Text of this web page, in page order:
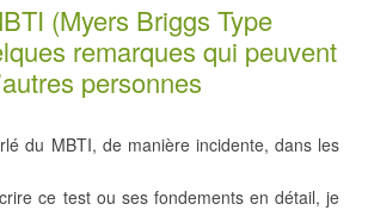
(Myers Briggs Type
remarques qui peuvent
personnes
du MBTI, de manière incidente, dans les
ce test ou ses fondements en détail, je